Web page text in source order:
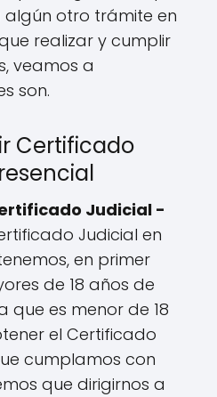
otro trámite en
realizar y cumplir
veamos a
son.
Certificado
Judicial -
Judicial en
en primer
de 18 años de
que es menor de 18
el Certificado
cumplamos con
que dirigirnos a